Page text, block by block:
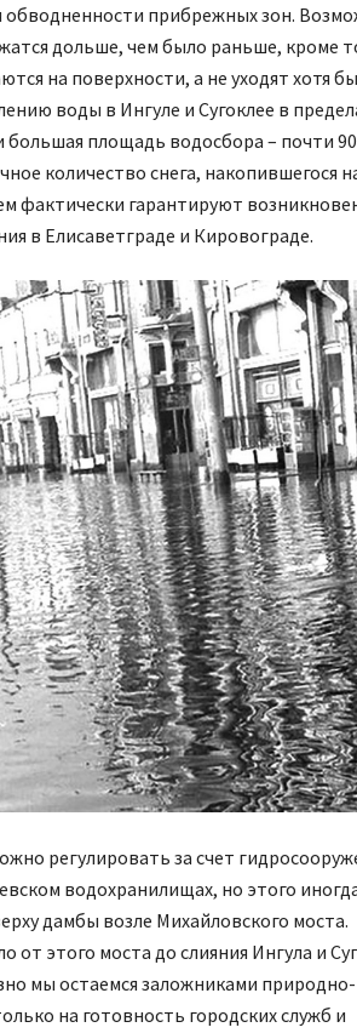
обводненности прибрежных зон.
дольше, чем было раньше, кроме
на поверхности, а не уходят хотя бы
воды в Ингуле и Сугоклее в
площадь водосбора – почти
количество снега, накопившегося
фактически гарантируют
в Елисаветграде и Кировограде.
регулировать за счет
водохранилищах, но этого
дамбы возле Михайловского моста.
от этого моста до слияния Ингула и
мы остаемся заложниками природно-
на готовность городских служб и